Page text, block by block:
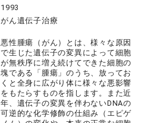
1993
がん遺伝子治療
悪性腫瘍（がん）とは、様々な原因
で生じた遺伝子の変異によって細胞
が無秩序に増え続けてできた細胞の
塊である「腫瘍」のうち、放ってお
くと全身に広がり体に様々な悪影響
をもたらすものを指します。また近
年、遺伝子の変異を伴わないDNAの
可逆的な化学修飾の仕組み（エピゲ